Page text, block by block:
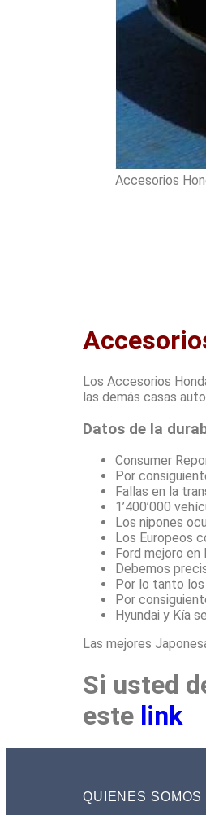
Accesorios
Los Accesorios
las demás casas
Datos de la
Consumer
Por
Fallas en la
1’400’000
Los nipones
Los Europeos
Ford mejoro
Debemos
Por lo tanto
Por
Hyundai y Kía
Las mejores
Si usted
este link
QUIENES SOMOS